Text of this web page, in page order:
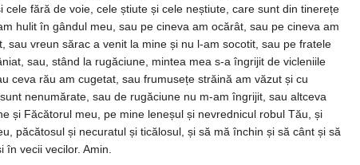
fără de voie, cele ști­ute și cele ne­știute, care sunt din tinerețe
hulit în gândul meu, sau pe cineva am ocărât, sau pe cineva am
vreun sărac a venit la mine și nu l-am so­cotit, sau pe fratele
sau, stând la rugăciune, mintea mea s-a îngrijit de vicleniile
ceva rău am cugetat, sau frumusețe străină am văzut și cu
ne­numărate, sau de ru­găciune nu m-am îngrijit, sau altceva
și Făcătorul meu, pe mine leneșul și nevrednicul robul Tău, și
păcă­tosul și necuratul și ticălosul, și să mă închin și să cânt și să
în vecii ve­cilor. Amin.